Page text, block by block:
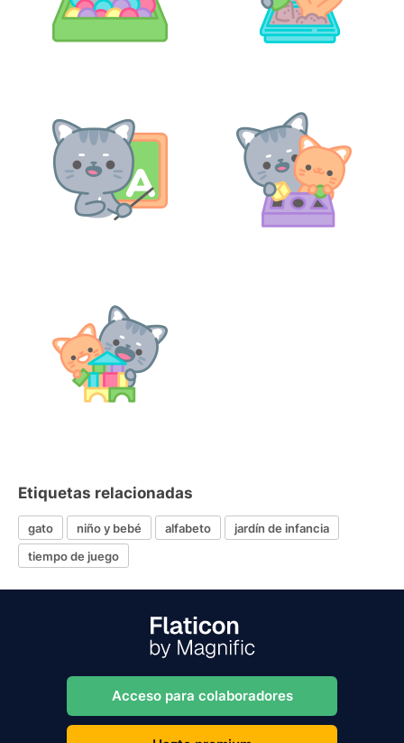
Etiquetas relacionadas
gato niño y bebé alfabeto
jardín de infancia
tiempo de juego
Acceso para colaboradores